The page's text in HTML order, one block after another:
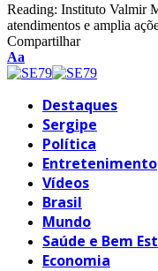
Reading: Instituto Valmir
atendimentos e amplia
Compartilhar
Font
Resizer
Aa
Destaques
Sergipe
Política
Entretenimento
Vídeos
Brasil
Mundo
Saúde e Bem
Economia